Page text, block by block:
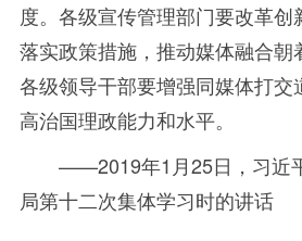
度。各级宣传管理部门要改革创
落实政策措施，推动媒体融合朝
各级领导干部要增强同媒体打交
高治国理政能力和水平。
——2019年1 月25日，习近
局第十二次集体学习时的讲话